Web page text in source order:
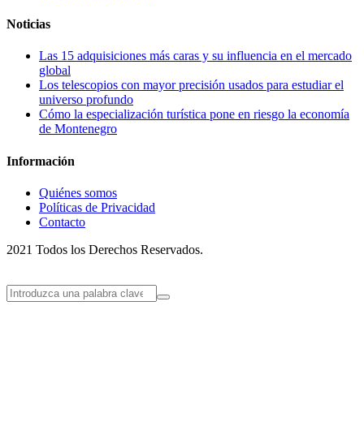
Noticias
Las 15 adquisiciones más caras y su influencia en el mercado
global
Los telescopios con mayor precisión usados para estudiar el
universo profundo
Cómo la especialización turística pone en riesgo la economía
de Montenegro
Información
Quiénes somos
Políticas de Privacidad
Contacto
2021 Todos los Derechos Reservados.